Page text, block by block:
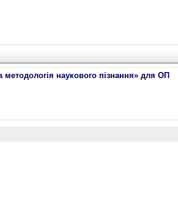
методологія наукового пізнання» для ОП